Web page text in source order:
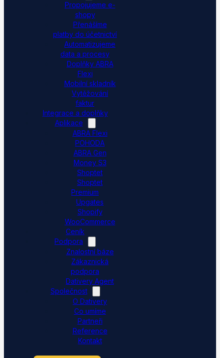
Propojujeme e-
shopy
Přenášíme
platby do účetnictví
Automatizujeme
data a procesy
Doplňky ABRA
Flexi
Mobilní skladník
Vytěžování
faktur
Integrace a doplňky
Aplikace
ABRA Flexi
POHODA
ABRA Gen
Money S3
Shoptet
Shoptet
Premium
Upgates
Shopify
WooCommerce
Ceník
Podpora
Znalostní báze
Zákaznická
podpora
Dativery Agent
Společnost
O Dativery
Co umíme
Partneři
Reference
Kontakt